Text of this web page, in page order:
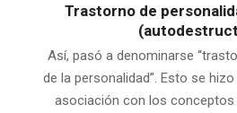
Trastorno de
Así, pasó a denominarse
de la personalidad”. Esto se
asociación con los